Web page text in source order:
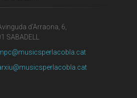
d'Arraona, 6,
SABADELL